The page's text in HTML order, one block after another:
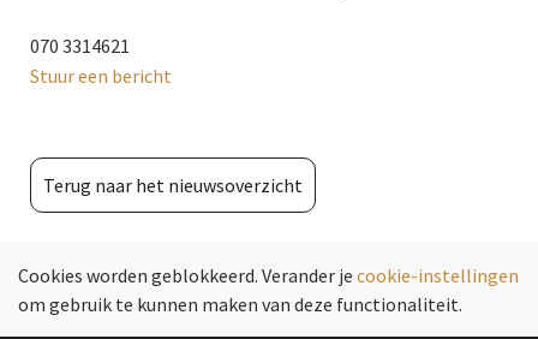
070 3314621
Stuur een bericht
Terug naar het nieuwsoverzicht
Cookies worden geblokkeerd. Verander je cookie-instellingen
om gebruik te kunnen maken van deze functionaliteit.